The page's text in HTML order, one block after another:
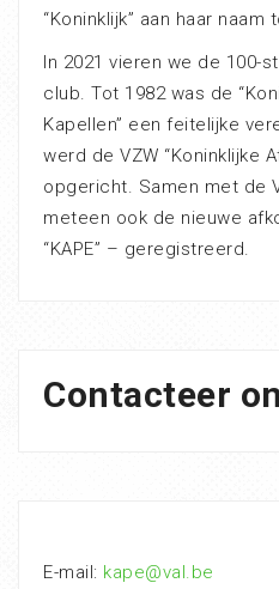
“Koninklijk” aan haar naam
In 2021 vieren we de 100-
club. Tot 1982 was de
Kapellen” een feitelijke
werd de VZW “Koninklijke
opgericht. Samen met de
meteen ook de nieuwe
“KAPE” – geregistreerd.
Contacteer
E-mail: kape@val.be